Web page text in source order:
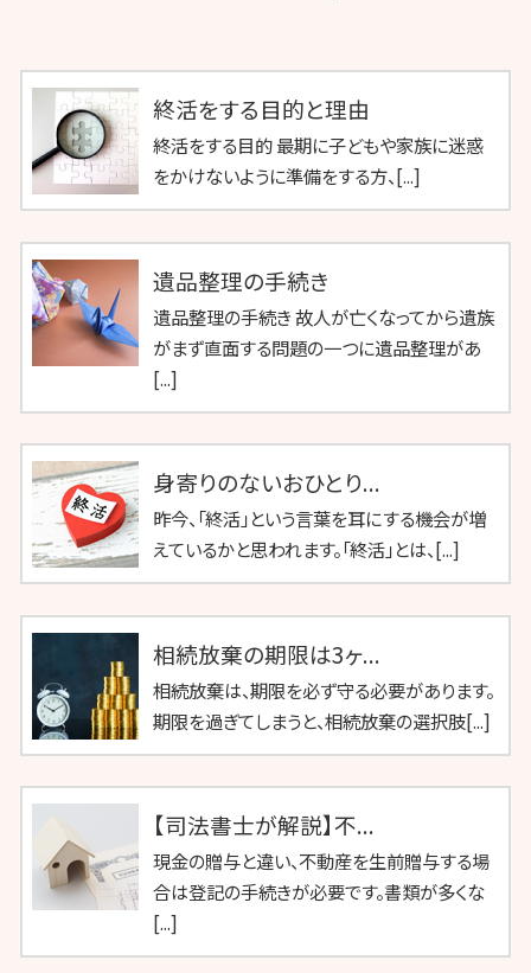
終活をする目的と理由
終活をする目的 最期に子どもや家族に迷惑
をかけないように準備をする方、[...]
遺品整理の手続き
遺品整理の手続き 故人が亡くなってから遺族
がまず直面する問題の一つに遺品整理があ
[...]
身寄りのないおひとり...
昨今、「終活」という言葉を耳にする機会が増
えているかと思われます。「終活」とは、[...]
相続放棄の期限は3ヶ...
相続放棄は、期限を必ず守る必要があります。
期限を過ぎてしまうと、相続放棄の選択肢[...]
【司法書士が解説】不...
現金の贈与と違い、不動産を生前贈与する場
合は登記の手続きが必要です。書類が多くな
[...]